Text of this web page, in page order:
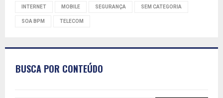
INTERNET MOBILE SEGURANÇA SEM CATEGORIA
SOA BPM TELECOM
BUSCA POR CONTEÚDO